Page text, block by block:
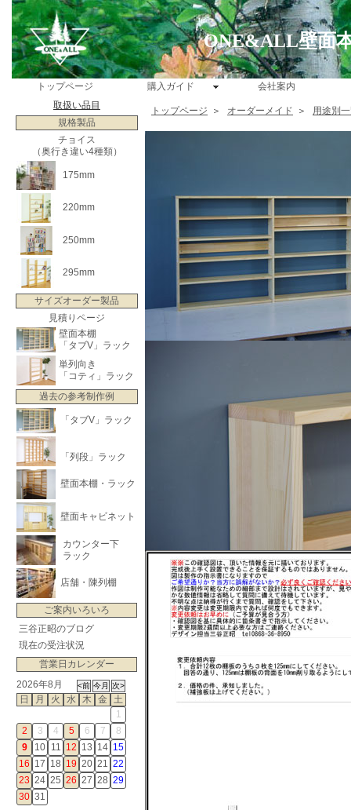
ONE&ALL壁面
トップページ 購入ガイド
会社案内
取扱い品目
規格製品
チョイス
（奥行き違い4種類）
175mm
220mm
250mm
295mm
サイズオーダー製品
見積りページ
壁面本棚
「タブV」ラック
単列向き
「コティ」ラック
過去の参考制作例
「タブV」ラック
「列段」ラック
壁面本棚・ラック
壁面キャビネット
カウンター下
ラック
店舗・陳列棚
ご案内いろいろ
三谷正昭のブログ
現在の受注状況
営業日カレンダー
2026年8月
日
月 火 水 木 金
土
1
2
3 4 5 6 7
8
9
10 11 12 13 14 15
16 17 18 19 20 21 22
23 24 25 26 27 28 29
30 31
トップページ ＞ オーダーメイド ＞ 用途別